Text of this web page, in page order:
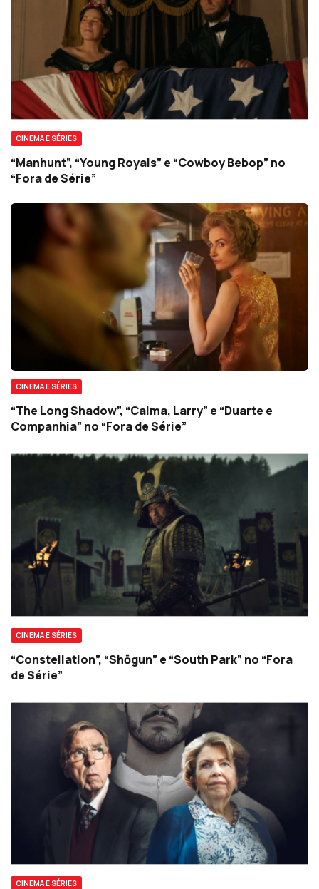
CINEMA E SÉRIES
“Manhunt”, “Young Royals” e “Cowboy Bebop” no
“Fora de Série”
CINEMA E SÉRIES
“The Long Shadow”, “Calma, Larry” e “Duarte e
Companhia” no “Fora de Série”
CINEMA E SÉRIES
“Constellation”, “Shōgun” e “South Park” no “Fora
de Série”
CINEMA E SÉRIES